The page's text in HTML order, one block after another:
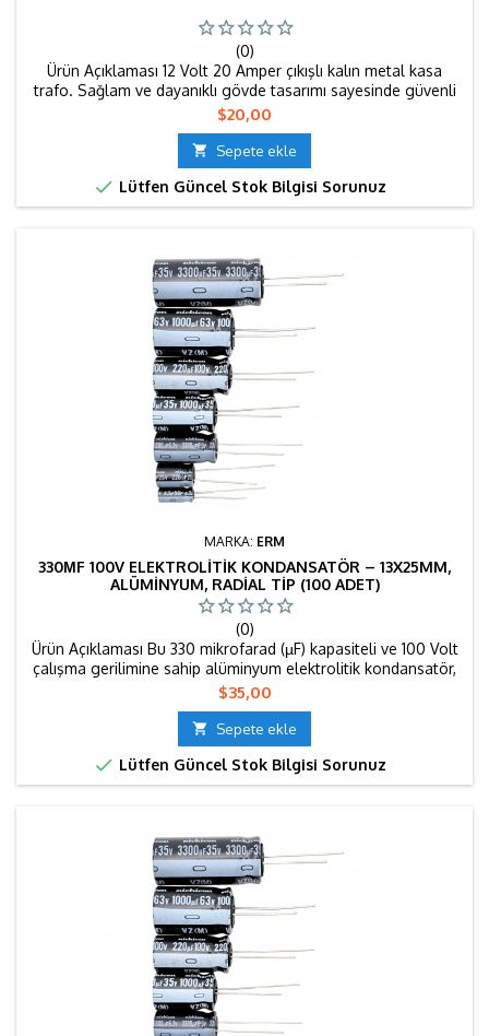
(0)
Ürün Açıklaması 12 Volt 20 Amper çıkışlı kalın metal kasa
trafo. Sağlam ve dayanıklı gövde tasarımı sayesinde güvenli
ve uzun süreli kullanım sağlar. 12V LED sistemler, tabela
uygulamaları ve elektronik cihazlar için ideal güç kaynağıdır.
Metal kasa pasif soğutma ile performans kaybını önler. Teknik
Özellikler Giriş Voltajı: 220V AC Çıkış Voltajı: 12V DC...
Fiyat
$20,00
 Sepete ekle
 Lütfen Güncel Stok Bilgisi Sorunuz
MARKA: ERM
330ΜF 100V ELEKTROLITIK KONDANSATÖR – 13X25MM,
ALÜMINYUM, RADIAL TIP (100 ADET)
(0)
Ürün Açıklaması Bu 330 mikrofarad (µF) kapasiteli ve 100 Volt
çalışma gerilimine sahip alüminyum elektrolitik kondansatör,
13x25mm boyutlarındaki radial tip tasarımıyla baskı devre
kartlarına (PCB) kolay montaj sağlar. 105°C çalışma
sıcaklığına ve yaklaşık 2000 saatlik ömre sahip olan bu
kondansatör, yüksek voltajlı elektronik devrelerde enerji...
Fiyat
$35,00
 Sepete ekle
 Lütfen Güncel Stok Bilgisi Sorunuz